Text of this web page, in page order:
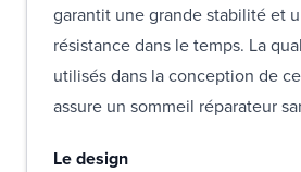
garantit une grande stabilité et
résistance dans le temps. La
utilisés dans la conception de
assure un sommeil réparateur
Le design